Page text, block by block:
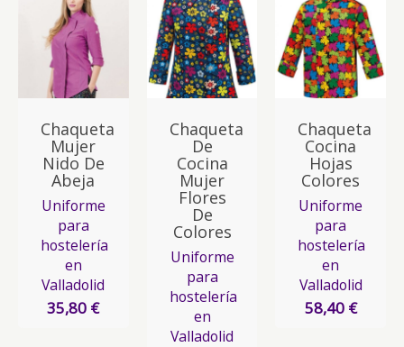
Chaqueta
Mujer
Nido De
Abeja
Uniforme
para
hostelería
en
Valladolid
35,80 €
Chaqueta
De
Cocina
Mujer
Flores
De
Colores
Uniforme
para
hostelería
en
Valladolid
Chaqueta
Cocina
Hojas
Colores
Uniforme
para
hostelería
en
Valladolid
58,40 €